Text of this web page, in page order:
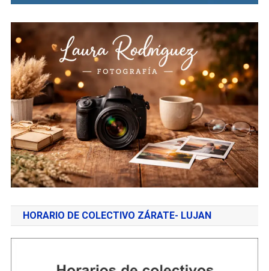
HORARIO DE COLECTIVO ZÁRATE- LUJAN